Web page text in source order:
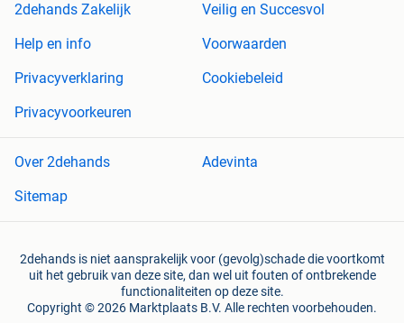
2dehands Zakelijk
Veilig en Succesvol
Help en info
Voorwaarden
Privacyverklaring
Cookiebeleid
Privacyvoorkeuren
Over 2dehands
Adevinta
Sitemap
2dehands is niet aansprakelijk voor (gevolg)schade die voortkomt
uit het gebruik van deze site, dan wel uit fouten of ontbrekende
functionaliteiten op deze site.
Copyright © 2026 Marktplaats B.V. Alle rechten voorbehouden.